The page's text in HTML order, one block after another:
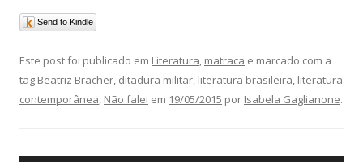
Send to Kindle
Este post foi publicado em Literatura, matraca e marcado com a
tag Beatriz Bracher, ditadura militar, literatura brasileira, literatura
contemporânea, Não falei em 19/05/2015 por Isabela Gaglianone.